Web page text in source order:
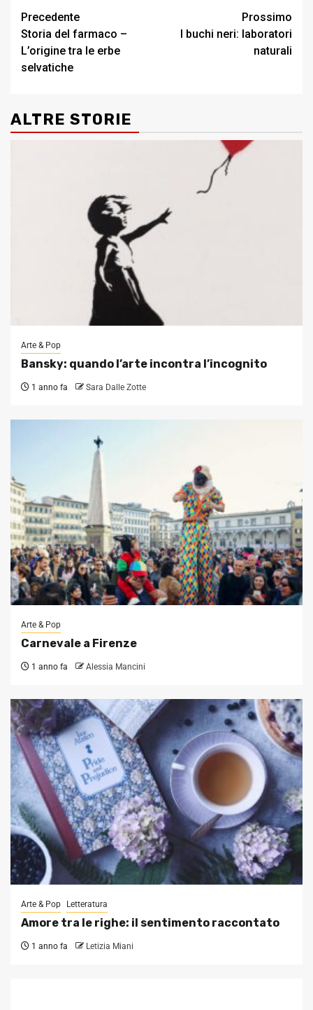
Post
navigation
Precedente
Storia del farmaco –
L’origine tra le erbe
selvatiche
Prossimo
I buchi neri: laboratori
naturali
ALTRE STORIE
Arte & Pop
Bansky: quando l’arte incontra l’incognito
1 anno fa Sara Dalle Zotte
Arte & Pop
Carnevale a Firenze
1 anno fa Alessia Mancini
Arte & Pop Letteratura
Amore tra le righe: il sentimento raccontato
1 anno fa Letizia Miani